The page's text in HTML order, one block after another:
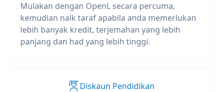
Mulakan dengan OpenL secara percuma,
kemudian naik taraf apabila anda memerlukan
lebih banyak kredit, terjemahan yang lebih
panjang dan had yang lebih tinggi.
Diskaun Pendidikan